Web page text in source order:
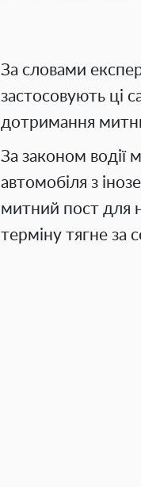
За словами
застосовують ці
дотримання
За законом водії
автомобіля з
митний пост для
терміну тягне за